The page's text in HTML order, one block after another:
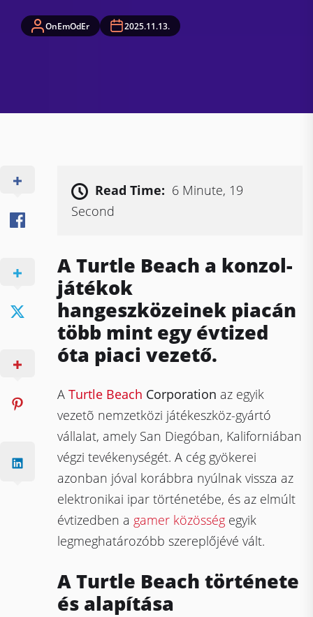
OnEmOdEr 2025.11.13.
Read Time: 6 Minute, 19
Second
A Turtle Beach a konzol-
játékok
hangeszközeinek piacán
több mint egy évtized
óta piaci vezető.
ATurtle Beach Corporation az egyik
vezetõ nemzetközi játékeszköz-gyártó
vállalat, amely San Diegóban, Kaliforniában
végzi tevékenységét. A cég gyökerei
azonban jóval korábbra nyúlnak vissza az
elektronikai ipar történetébe, és az elmúlt
évtizedben a gamer közösség egyik
legmeghatározóbb szereplőjévé vált.
A Turtle Beach története
és alapítása